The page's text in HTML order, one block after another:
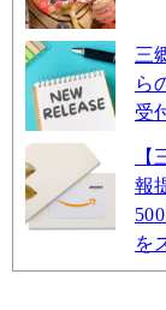
三
ら
受
報
を